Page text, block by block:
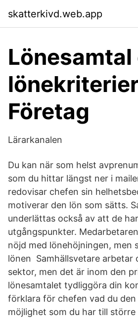
skatterkivd.web.app
Lönesamtal
Företag
Lärarkanalen
Du kan när som helst
som du hittar längst ner i
redovisar chefen sin
motiverar den lön som sätts.
underlättas också av att de
utgångspunkter.
nöjd med lönehöjningen, men
lönen Samhällsvetare arbetar
sektor, men det är inom den
lönesamtalet tydliggöra din
förklara för chefen vad du den
möjlighet som du har till